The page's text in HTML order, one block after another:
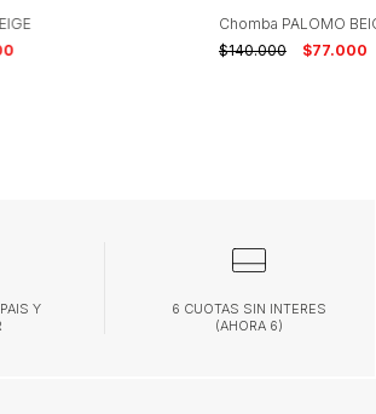
T.1
o a mano sin retorcer con agua fría.
Hecho en Argentina
Chomba PALOMO
$140.000
$77.000
Y
6 CUOTAS SIN INTERES
(AHORA 6)